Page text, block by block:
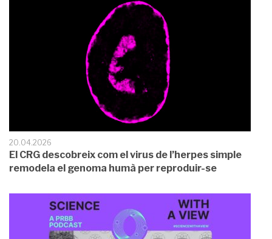
20.04.2026
El CRG descobreix com el virus de l’herpes simple
remodela el genoma humà per reproduir-se